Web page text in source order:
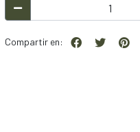
Compartir en: